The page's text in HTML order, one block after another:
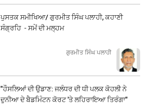
ਪੁਸਤਕ ਸਮੀਖਿਆ/ ਗੁਰਮੀਤ ਸਿੰਘ ਪਲਾਹੀ, ਕਹਾਣੀ
ਸੰਗ੍ਰਹਿ - ਸਮੇਂ ਦੀ ਮਲ੍ਹਮ
ਗੁਰਮੀਤ ਸਿੰਘ ਪਲਾਹੀ
"ਹੌਸਲਿਆਂ ਦੀ ਉਡਾਣ: ਜਲੰਧਰ ਦੀ ਧੀ ਪਲਕ ਕੋਹਲੀ ਨੇ
ਦੁਨੀਆ ਦੇ ਬੈਡਮਿੰਟਨ ਕੋਰਟ 'ਤੇ ਲਹਿਰਾਇਆ ਤਿਰੰਗਾ"